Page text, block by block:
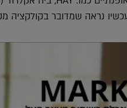
נראה שמדובר בקולקציה